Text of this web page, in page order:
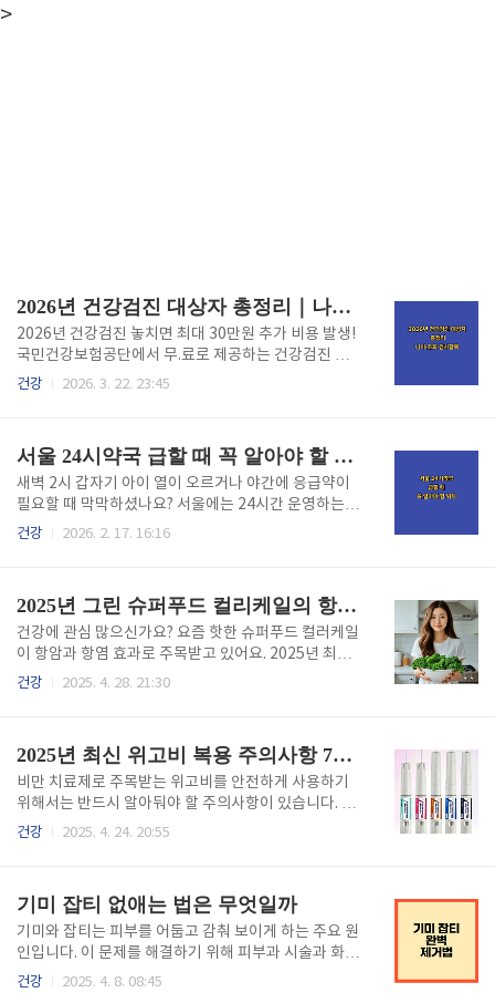
>
2026년 건강검진 대상자 총정리｜나이·조회·검사항목
2026년 건강검진 놓치면 최대 30만원 추가 비용 발생!
국민건강보험공단에서 무.료로 제공하는 건강검진 대
상자인지 확인하지 않으면 나중에 병원비로 더 큰 손해
건강검진 대상자는 지역세대주, 직장가.입자, 20세 이
상 세대원과 피부양자 중 2년마다 1회씩 시행됩니다.
홀수년도 출생자는 홀수년도에, 짝수년도 출생자는 짝
수년도에 받게 되므로 2026년에는 짝수년도 출생자가
대상입니다. 20세부터 시작해서 생애전환기 건강진단
다 실시 3분 완..
건강 2026. 3. 22. 23:45
서울 24시약국 급할 때 꼭 알아야 할 위치 총정리
새벽 2시 갑자기 아이 열이 오르거나 야간에 응급약이
필요할 때 막막하셨나요? 서울에는 24시간 운영하는
약국이 생각보다 많지만, 대부분 어디 있는지 몰라서 당
4시간 약국이 운영 중입니다. 약사회 홈페이지(pharm
114.or.kr)나 카카오맵에서 '24시약국'을 검색하면 실
시간 운영 중인 약국을 확인할 수 있으며, 전화 연결도
가능합니다. 방문 전에는 반드시 전화로 재고와 영업 여
부를 확인하는 것이 시간 낭비를 막는 핵심입니다.요약:
건강 2026. 2. 17. 16:16
2025년 그린 슈퍼푸드 컬리케일의 항염·항암 효과 최신 연구 결과
건강에 관심 많으신가요? 요즘 핫한 슈퍼푸드 컬러케일
이 항암과 항염 효과로 주목받고 있어요. 2025년 최신
연구에서 밝혀진 놀라운 효능들을 한번 살펴볼까요? 그
분이 풍부하게 들어있어요. 이 성분이 장내 미생물과 만
나면 이소티오시아네이트(ITC), 인돌류, 설포라판 같
은 물질로 변환되는데요, 특히 ITC와 인돌류는 암세포
성장을 억제하는 효과가 있어요.2022년 국제학술지 'P
harmaceutics'에 발표된 연구를 보면, 이런 성분들이
건강 2025. 4. 28. 21:30
2025년 최신 위고비 복용 주의사항 7가지
비만 치료제로 주목받는 위고비를 안전하게 사용하기
위해서는 반드시 알아둬야 할 주의사항이 있습니다. 체
중 감량에 효과적인 약물이지만, 잘못된 사용은 심각한
사람들위고비 복용 시 주의사항 중 가장 중요한 것은 특
정 질환이 있는 경우 사용을 피해야 한다는 점입니다. 1
형 당뇨병 환자는 위고비를 절대 사용할 수 없습니다.
또한 중증 신장애나 간장애가 있는 환자, 심부전 4단계
에 해당하는 환자, 당뇨병성 망막병증이 있는 환자도 위
건강 2025. 4. 24. 20:55
기미 잡티 없애는 법은 무엇일까
기미와 잡티는 피부를 어둡고 감춰 보이게 하는 주요 원
인입니다. 이 문제를 해결하기 위해 피부과 시술과 화장
품 중 어떤 방법이 더 효과적일지 알아보겠습니다. ≡ 목
건강 2025. 4. 8. 08:45